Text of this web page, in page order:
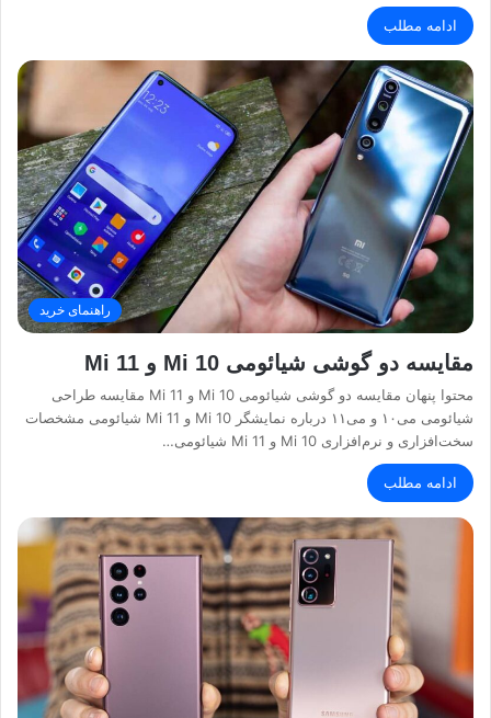
ادامه مطلب
راهنمای خرید
مقایسه دو گوشی شیائومی Mi 10 و Mi 11
محتوا پنهان مقایسه دو گوشی شیائومی Mi 10 و Mi 11 مقایسه طراحی
شیائومی می۱۰ و می۱۱ درباره نمایشگر Mi 10 و Mi 11 شیائومی مشخصات
سخت‌افزاری و نرم‌افزاری Mi 10 و Mi 11 شیائومی…
ادامه مطلب